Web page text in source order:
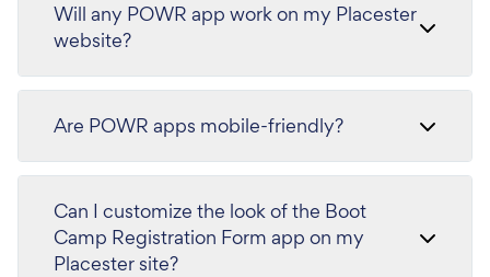
Will any POWR app work on my Placester
website?
Are POWR apps mobile-friendly?
Can I customize the look of the Boot
Camp Registration Form app on my
Placester site?